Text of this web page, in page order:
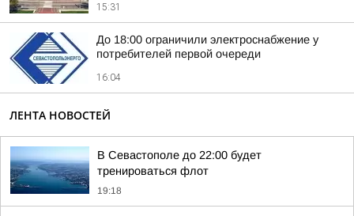
15:31
До 18:00 ограничили электроснабжение у
потребителей первой очереди
16:04
ЛЕНТА НОВОСТЕЙ
В Севастополе до 22:00 будет
тренироваться флот
19:18